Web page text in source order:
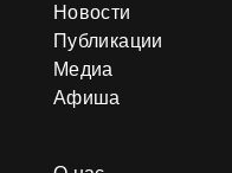
Новости
Публикации
Медиа
Афиша